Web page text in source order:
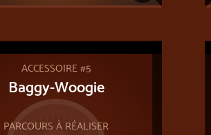
ACCESSOIRE #5
Baggy-Woogie
PARCOURS À RÉALISER